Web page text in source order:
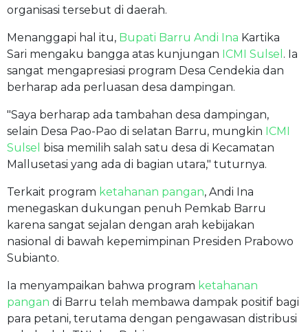
organisasi tersebut di daerah.
Menanggapi hal itu, Bupati Barru Andi Ina Kartika
Sari mengaku bangga atas kunjungan ICMI Sulsel . Ia
sangat mengapresiasi program Desa Cendekia dan
berharap ada perluasan desa dampingan.
"Saya berharap ada tambahan desa dampingan,
selain Desa Pao-Pao di selatan Barru, mungkin ICMI
Sulsel bisa memilih salah satu desa di Kecamatan
Mallusetasi yang ada di bagian utara," tuturnya.
Terkait program ketahanan pangan, Andi Ina
menegaskan dukungan penuh Pemkab Barru
karena sangat sejalan dengan arah kebijakan
nasional di bawah kepemimpinan Presiden Prabowo
Subianto.
Ia menyampaikan bahwa program ketahanan
pangan di Barru telah membawa dampak positif bagi
para petani, terutama dengan pengawasan distribusi